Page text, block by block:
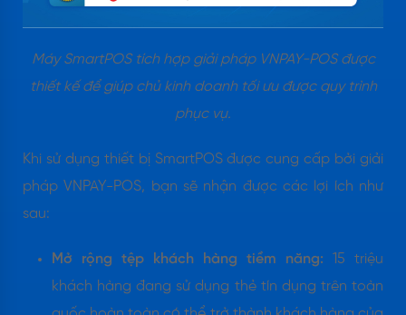
Máy SmartPOS tích hợp giải pháp VNPAY-POS được
thiết kế để giúp chủ kinh doanh tối ưu được quy trình
phục vụ.
Khi sử dụng thiết bị SmartPOS được cung cấp bởi giải
pháp VNPAY-POS, bạn sẽ nhận được các lợi ích như
sau:
Mở rộng tệp khách hàng tiềm năng: 15 triệu
khách hàng đang sử dụng thẻ tín dụng trên toàn